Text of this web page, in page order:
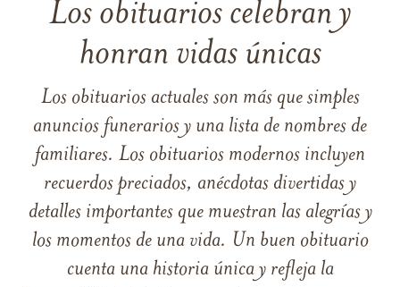
Los obituarios celebran y
honran vidas únicas
Los obituarios actuales son más que simples
anuncios funerarios y una lista de nombres de
familiares. Los obituarios modernos incluyen
recuerdos preciados, anécdotas divertidas y
detalles importantes que muestran las alegrías y
los momentos de una vida. Un buen obituario
cuenta una historia única y refleja la